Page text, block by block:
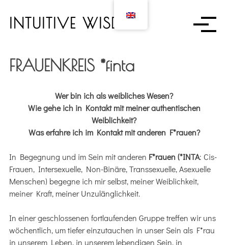
INTUITIVE WISDOM
FRAUENKREIS *finta
Wer bin ich als weibliches Wesen?
Wie gehe ich in Kontakt mit meiner authentischen
Weiblichkeit?
Was erfahre ich im Kontakt mit anderen F*rauen?
In Begegnung und im Sein mit anderen F*rauen (*INTA: Cis-
Frauen, Intersexuelle, Non-Binäre, Transsexuelle, Asexuelle
Menschen) begegne ich mir selbst, meiner Weiblichkeit,
meiner Kraft, meiner Unzulänglichkeit.
In einer geschlossenen fortlaufenden Gruppe treffen wir uns
wöchentlich, um tiefer einzutauchen in unser Sein als F*rau
in unserem Leben, in unserem lebendigen Sein, in